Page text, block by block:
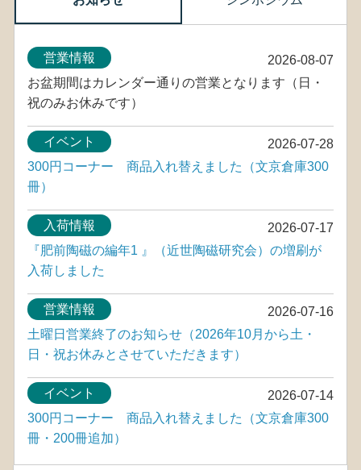
2026-08-07
営業情報
お盆期間はカレンダー通りの営業となります（日・
祝のみお休みです）
2026-07-28
イベント
300円コーナー 商品入れ替えました（文京倉庫300
冊）
2026-07-17
入荷情報
『肥前陶磁の編年1 』（近世陶磁研究会）の増刷が
入荷しました
2026-07-16
営業情報
土曜日営業終了のお知らせ（2026年10月から土・
日・祝お休みとさせていただきます）
2026-07-14
イベント
300円コーナー 商品入れ替えました（文京倉庫300
冊・200冊追加）